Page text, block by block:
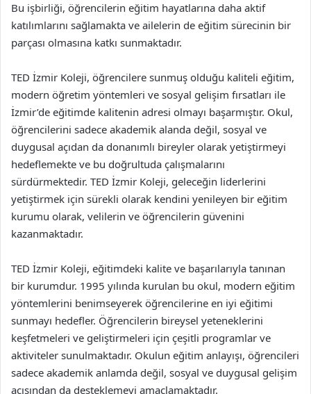
Bu işbirliği, öğrencilerin eğitim hayatlarına daha aktif
katılımlarını sağlamakta ve ailelerin de eğitim sürecinin bir
parçası olmasına katkı sunmaktadır.
TED İzmir Koleji, öğrencilere sunmuş olduğu kaliteli eğitim,
modern öğretim yöntemleri ve sosyal gelişim fırsatları ile
İzmir’de eğitimde kalitenin adresi olmayı başarmıştır. Okul,
öğrencilerini sadece akademik alanda değil, sosyal ve
duygusal açıdan da donanımlı bireyler olarak yetiştirmeyi
hedeflemekte ve bu doğrultuda çalışmalarını
sürdürmektedir. TED İzmir Koleji, geleceğin liderlerini
yetiştirmek için sürekli olarak kendini yenileyen bir eğitim
kurumu olarak, velilerin ve öğrencilerin güvenini
kazanmaktadır.
TED İzmir Koleji, eğitimdeki kalite ve başarılarıyla tanınan
bir kurumdur. 1995 yılında kurulan bu okul, modern eğitim
yöntemlerini benimseyerek öğrencilerine en iyi eğitimi
sunmayı hedefler. Öğrencilerin bireysel yeteneklerini
keşfetmeleri ve geliştirmeleri için çeşitli programlar ve
aktiviteler sunulmaktadır. Okulun eğitim anlayışı, öğrencileri
sadece akademik anlamda değil, sosyal ve duygusal gelişim
açısından da desteklemeyi amaçlamaktadır.